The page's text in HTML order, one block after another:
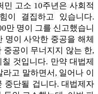
민 고소 10주년은 사회적
이 결집하고 있습니다.
만 명이 그를 신고했습니
명이 사악한 중공을 해체
공이 무너지지 않는 한,
것입니다. 만약 대법제
고 말하면서, 일어나 이
중단될 겁니다. 대법제자